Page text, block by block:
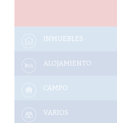
Interés
General
La
Arte
INMUEBLES
ALOJAMIENTO
CAMPO
VARIOS